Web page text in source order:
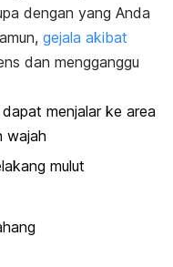
dengan yang Anda
gejala akibat
dan mengganggu
menjalar ke area
wajah
mulut